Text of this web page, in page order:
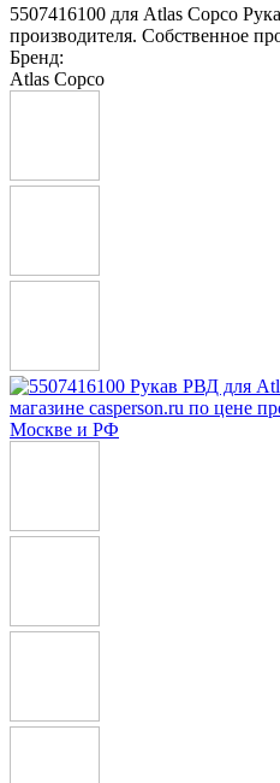
5507416100 для Atlas Copco
производителя. Собственное
Бренд:
Atlas Copco